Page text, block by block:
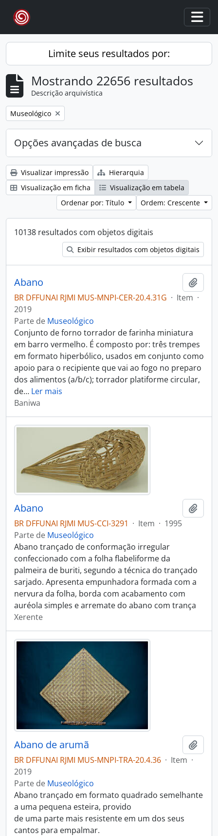
Skip to main content
Limite seus resultados por:
Mostrando 22656 resultados
Descrição arquivística
Remover filtro:
Museológico
Opções avançadas de busca
Visualizar impressão
Hierarquia
Visualização em ficha
Visualização em tabela
Ordenar por: Título
Ordem: Crescente
10138 resultados com objetos digitais
Exibir resultados com objetos digitais
Abano
BR DFFUNAI RJMI MUS-MNPI-CER-20.4.31G · Item ·
2019
Parte de Museológico
Conjunto de forno torrador de farinha miniatura
em barro vermelho. É composto por: três trempes
em formato hiperbólico, usados em conjunto como
apoio para o recipiente que vai ao fogo no preparo
dos alimentos (a/b/c); torrador platiforme circular,
de… Ler mais
Baniwa
Abano
BR DFFUNAI RJMI MUS-CCI-3291 · Item · 1995
Parte de Museológico
Abano trançado de conformação irregular
confeccionado com a folha flabeliforme da
palmeira de buriti, segundo a técnica do trançado
sarjado. Apresenta empunhadora formada com a
nervura da folha, borda com acabamento com
auréola simples e arremate do abano com trança
Xerente
Abano de arumã
BR DFFUNAI RJMI MUS-MNPI-TRA-20.4.36 · Item ·
2019
Parte de Museológico
Abano trançado em formato quadrado semelhante
a uma pequena esteira, provido
de uma parte mais resistente em um dos seus
cantos para empalmar.